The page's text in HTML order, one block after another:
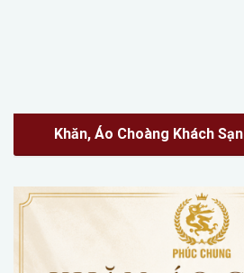
Khăn, Áo Choàng Khách Sạn